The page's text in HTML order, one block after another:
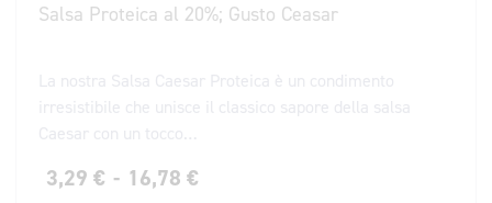
Salsa Proteica al 20%; Gusto Ceasar
3,29 € - 16,78 €